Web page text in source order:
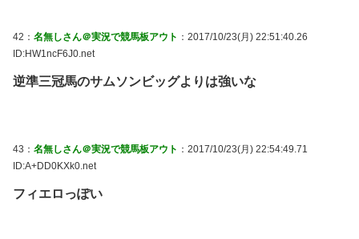
42： 名無しさん＠実況で競馬板アウト ：2017/10/23(月) 22:51:40.26
ID:HW1ncF6J0.net
逆準三冠馬のサムソンビッグよりは強いな
43： 名無しさん＠実況で競馬板アウト ：2017/10/23(月) 22:54:49.71
ID:A+DD0KXk0.net
フィエロっぽい